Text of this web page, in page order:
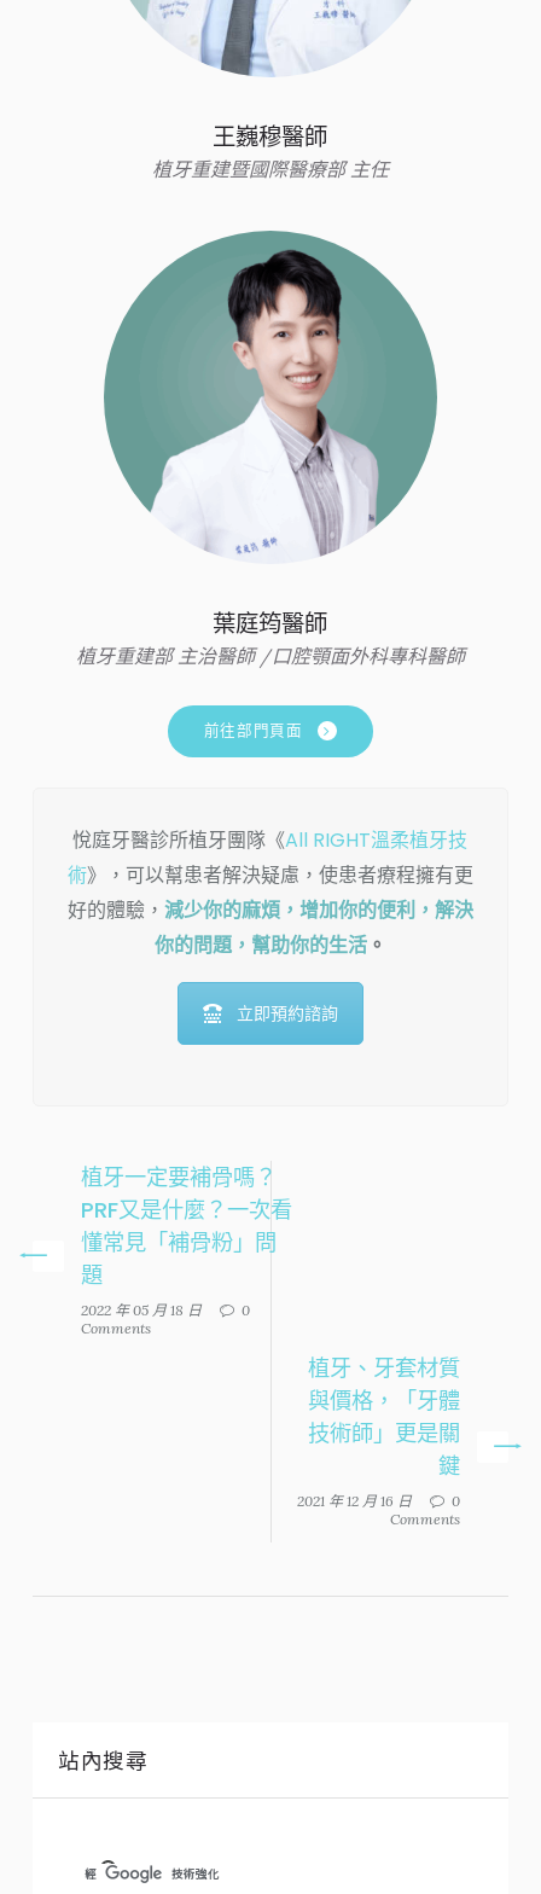
王巍穆醫師
植牙重建暨國際醫療部 主任
葉庭筠醫師
植牙重建部 主治醫師 /口腔顎面外科專科醫師
前往部門頁面
悅庭牙醫診所植牙團隊《All RIGHT溫柔植牙技
術》，可以幫患者解決疑慮，使患者療程擁有更
好的體驗， 減少你的麻煩，增加你的便利，解決
你的問題，幫助你的生活。
立即預約諮詢
植牙一定要補骨嗎？
PRF又是什麼？一次看
懂常見「補骨粉」問
題
2022 年 05 月 18 日
0
Comments
植牙、牙套材質
與價格，「牙體
技術師」更是關
鍵
2021 年 12 月 16 日
0
Comments
站內搜尋